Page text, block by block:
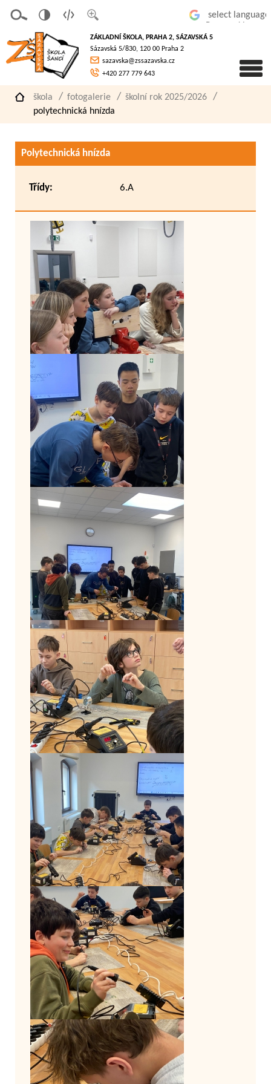
písmo
á
verze
pro
slaboz
raké
ZÁKLADNÍ ŠKOLA, PRAHA 2, SÁZAVSKÁ 5
Sázavská 5/830, 120 00 Praha 2
sazavska@zssazavska.cz
+420 277 779 643
škola fotogalerie
školní rok 2025/2026
polytechnická hnízda
Polytechnická hnízda
Třídy: 6.A